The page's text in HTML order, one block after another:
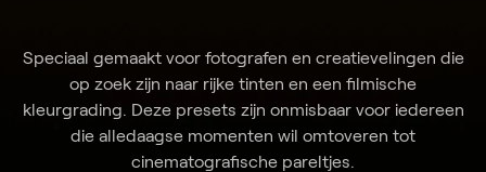
Speciaal gemaakt voor fotografen en creatievelingen die
op zoek zijn naar rijke tinten en een filmische
kleurgrading. Deze presets zijn onmisbaar voor iedereen
die alledaagse momenten wil omtoveren tot
cinematografische pareltjes.